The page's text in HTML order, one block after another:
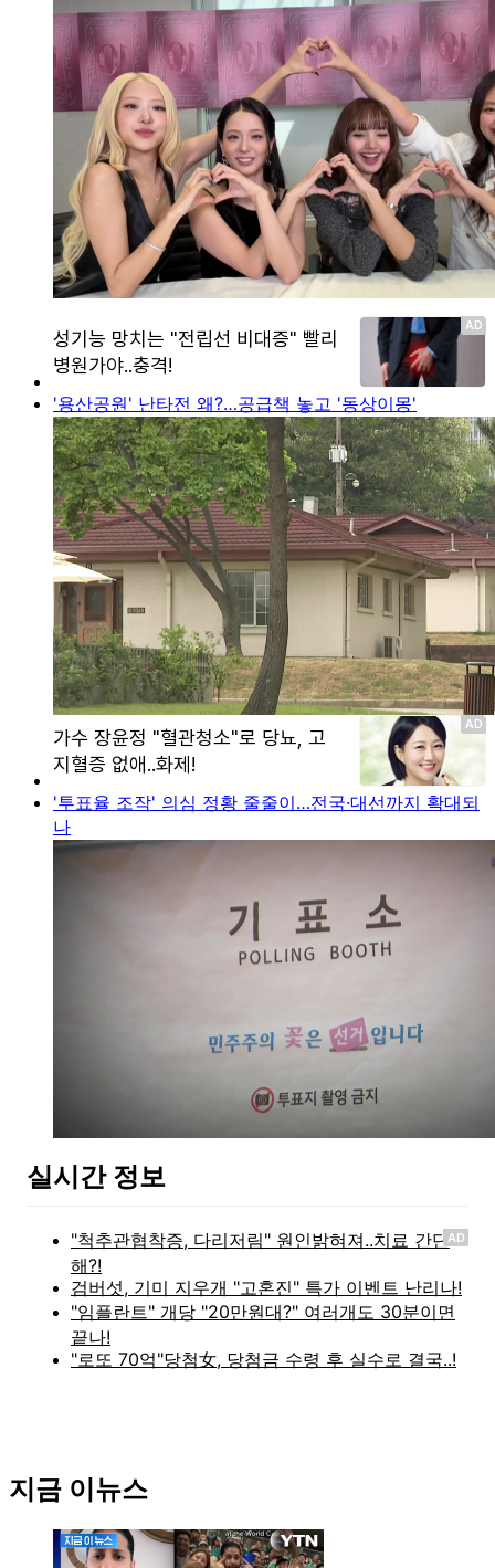
'용산공원' 난타전 왜?…공급책 놓고 '동상이몽'
'투표율 조작' 의심 정황 줄줄이…전국·대선까지 확대되
나
실시간 정보
AD
지금 이뉴스